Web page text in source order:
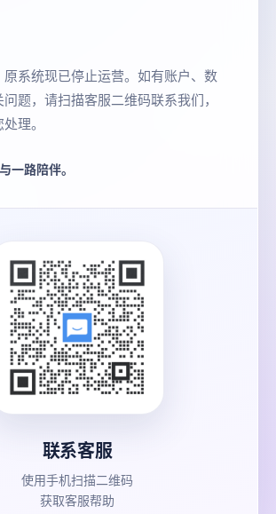
原系统现已停止运营。如有账户、数
题，请扫描客服二维码联系我们，
理。
一路陪伴。
联系客服
使用手机扫描二维码
获取客服帮助